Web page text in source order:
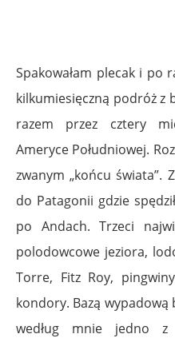
Spakowałam plecak i po
kilkumiesięczną podróż z
razem przez cztery
Ameryce Południowej.
zwanym „końcu świata”.
do Patagonii gdzie
po Andach. Trzeci
polodowcowe jeziora,
Torre, Fitz Roy,
kondory. Bazą wypadową
według mnie jedno z